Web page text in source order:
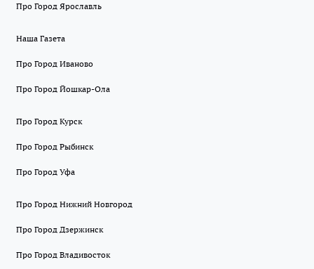
Про Город Ярославль
Наша Газета
Про Город Иваново
Про Город Йошкар-Ола
Про Город Курск
Про Город Рыбинск
Про Город Уфа
Про Город Нижний Новгород
Про Город Дзержинск
Про Город Владивосток